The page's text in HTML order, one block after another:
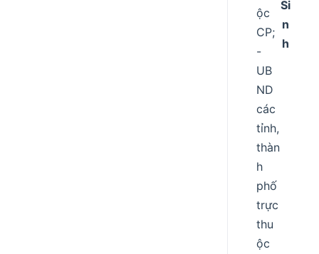
ộc
CP;
-
UB
ND
các
tỉnh,
thàn
h
phố
trực
thu
ộc
Si
n
h